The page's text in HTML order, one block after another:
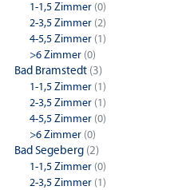
1-1,5 Zimmer (0)
2-3,5 Zimmer (2)
4-5,5 Zimmer (1)
>6 Zimmer (0)
Bad Bramstedt (3)
1-1,5 Zimmer (1)
2-3,5 Zimmer (1)
4-5,5 Zimmer (0)
>6 Zimmer (0)
Bad Segeberg (2)
1-1,5 Zimmer (0)
2-3,5 Zimmer (1)